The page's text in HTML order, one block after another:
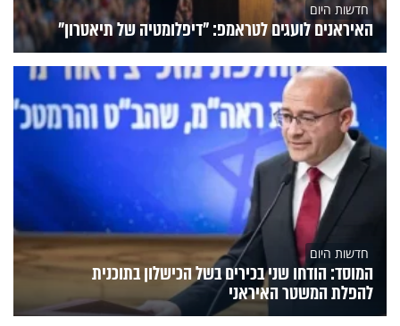
חדשות היום
האיראנים לועגים לטראמפ: "דיפלומטיה של תיאטרון"
חדשות היום
המוסד: הודחו שני בכירים בשל הכישלון בתוכנית
להפלת המשטר האיראני